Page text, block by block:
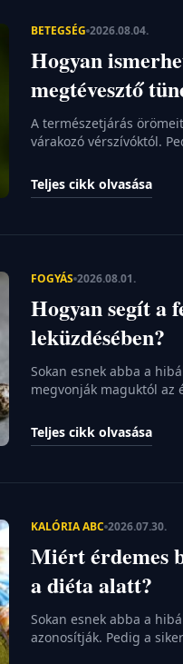
BETEGSÉG 2026.08.04.
Hogyan
megtévesztő
A természetjárás
várakozó vérszívóktól.
Lyme-kór az egyik
ám a felismerése
Teljes cikk olvasása
FOGYÁS 2026.08.01.
Hogyan segít a
leküzdésében?
Sokan esnek abba a
megvonják maguktól az
elvesztéséhez. A
önsanyargatásban,
Teljes cikk olvasása
KALÓRIA ABC 2026.07.30.
Miért érdemes
a diéta alatt?
Sokan esnek abba a
azonosítják. Pedig a